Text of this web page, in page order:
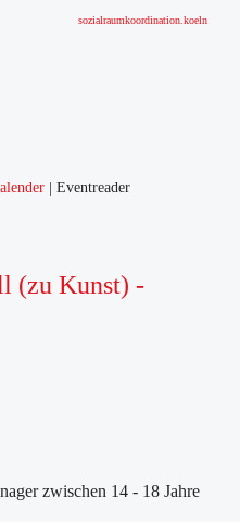
sozialraumkoordination.koeln
Eventreader
(zu Kunst) -
zwischen 14 - 18 Jahre